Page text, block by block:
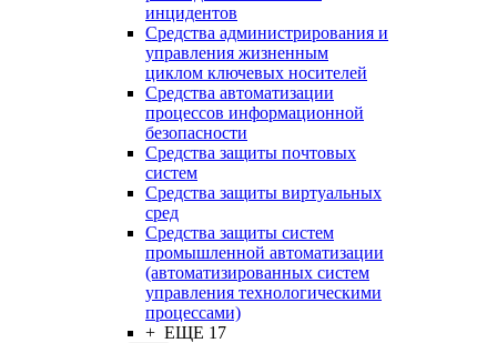
инцидентов
Средства администрирования и
управления жизненным
циклом ключевых носителей
Средства автоматизации
процессов информационной
безопасности
Средства защиты почтовых
систем
Средства защиты виртуальных
сред
Средства защиты систем
промышленной автоматизации
(автоматизированных систем
управления технологическими
процессами)
+ ЕЩЕ 17